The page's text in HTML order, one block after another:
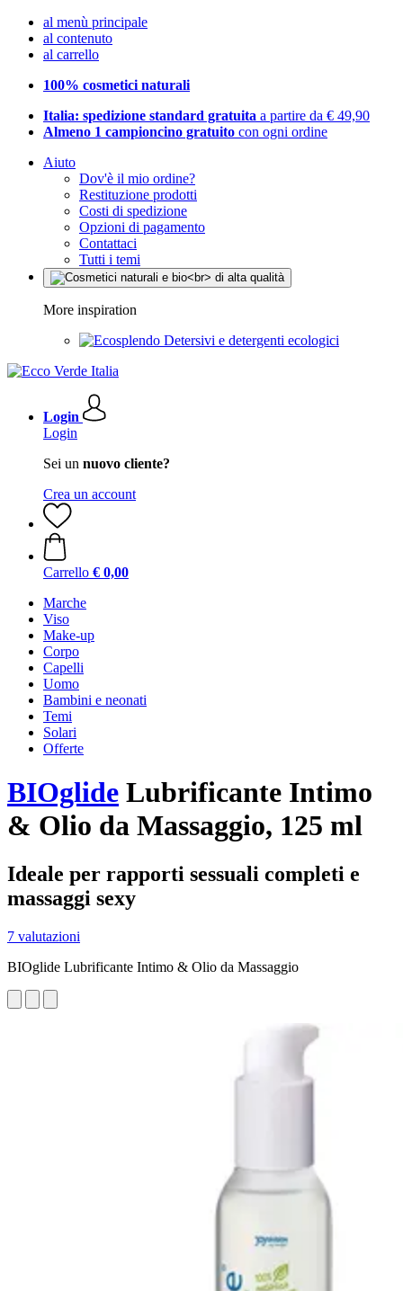
al menù principale
al contenuto
al carrello
100% cosmetici naturali
Italia: spedizione standard gratuita a partire da € 49,90
Almeno 1 campioncino gratuito con ogni ordine
Aiuto
Dov'è il mio ordine?
Restituzione prodotti
Costi di spedizione
Opzioni di pagamento
Contattaci
Tutti i temi
More inspiration
Detersivi e detergenti ecologici
Login
Login
Sei un nuovo cliente?
Crea un account
Carrello € 0,00
Marche
Viso
Make-up
Corpo
Capelli
Uomo
Bambini e neonati
Temi
Solari
Offerte
BIOglide Lubrificante Intimo
& Olio da Massaggio, 125 ml
Ideale per rapporti sessuali completi e
massaggi sexy
7 valutazioni
BIOglide Lubrificante Intimo & Olio da Massaggio